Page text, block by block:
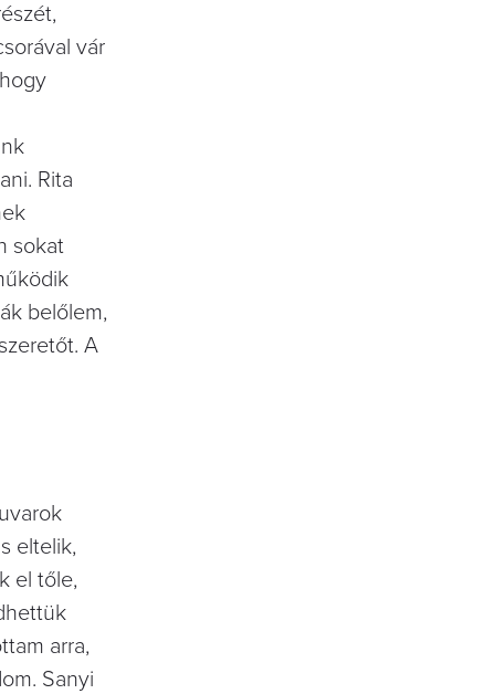
vár
Rita
sokat
belőlem,
A
eltelik,
el tőle,
arra,
Sanyi